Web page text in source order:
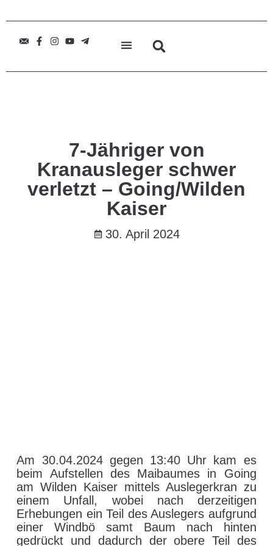
7-Jähriger von
Kranausleger schwer
verletzt – Going/Wilden
Kaiser
30. April 2024
Am 30.04.2024 gegen 13:40 Uhr kam es
beim Aufstellen des Maibaumes in Going
am Wilden Kaiser mittels Auslegerkran zu
einem Unfall, wobei nach derzeitigen
Erhebungen ein Teil des Auslegers aufgrund
einer Windbö samt Baum nach hinten
gedrückt und dadurch der obere Teil des